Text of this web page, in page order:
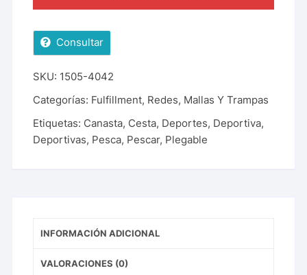
Consultar
SKU: 1505-4042
Categorías: Fulfillment, Redes, Mallas Y Trampas
Etiquetas: Canasta, Cesta, Deportes, Deportiva,
Deportivas, Pesca, Pescar, Plegable
INFORMACIÓN ADICIONAL
VALORACIONES (0)